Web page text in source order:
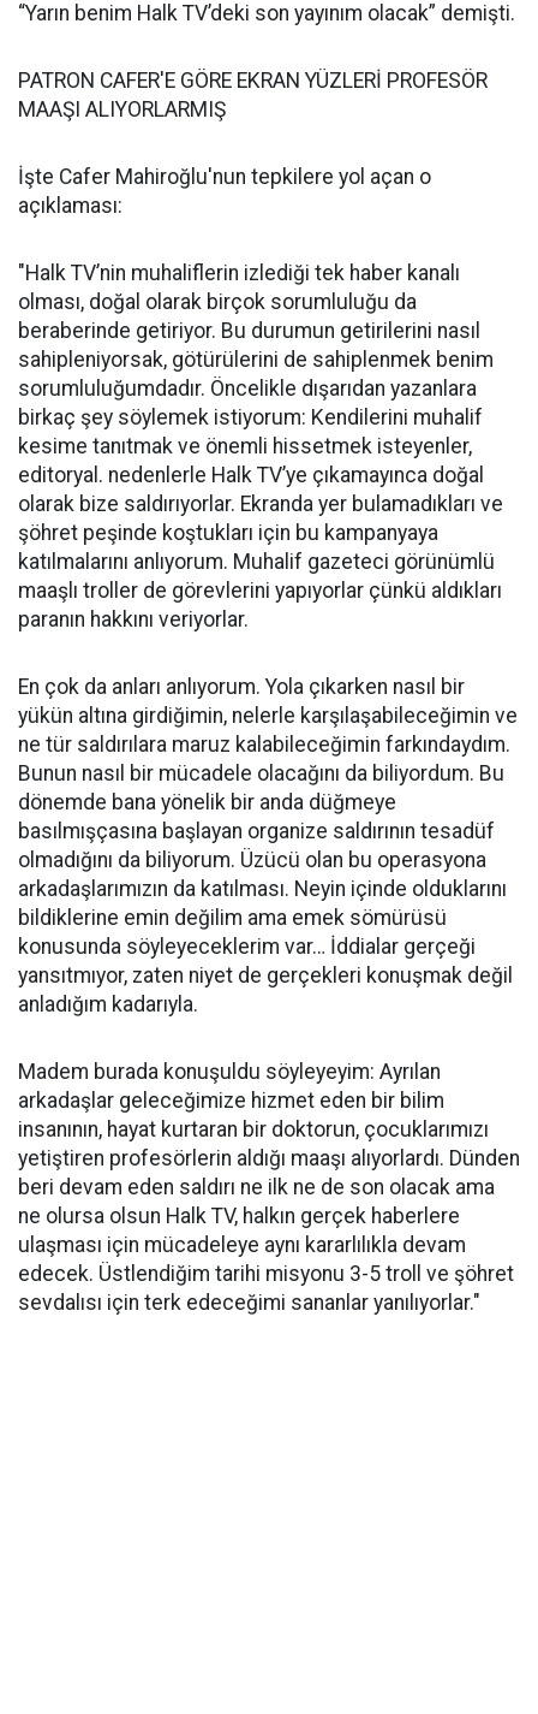
“Yarın benim Halk TV’deki son yayınım olacak” demişti.
PATRON CAFER'E GÖRE EKRAN YÜZLERİ PROFESÖR
MAAŞI ALIYORLARMIŞ
İşte Cafer Mahiroğlu'nun tepkilere yol açan o
açıklaması:
"Halk TV’nin muhaliflerin izlediği tek haber kanalı
olması, doğal olarak birçok sorumluluğu da
beraberinde getiriyor. Bu durumun getirilerini nasıl
sahipleniyorsak, götürülerini de sahiplenmek benim
sorumluluğumdadır. Öncelikle dışarıdan yazanlara
birkaç şey söylemek istiyorum: Kendilerini muhalif
kesime tanıtmak ve önemli hissetmek isteyenler,
editoryal. nedenlerle Halk TV’ye çıkamayınca doğal
olarak bize saldırıyorlar. Ekranda yer bulamadıkları ve
şöhret peşinde koştukları için bu kampanyaya
katılmalarını anlıyorum. Muhalif gazeteci görünümlü
maaşlı troller de görevlerini yapıyorlar çünkü aldıkları
paranın hakkını veriyorlar.
En çok da anları anlıyorum. Yola çıkarken nasıl bir
yükün altına girdiğimin, nelerle karşılaşabileceğimin ve
ne tür saldırılara maruz kalabileceğimin farkındaydım.
Bunun nasıl bir mücadele olacağını da biliyordum. Bu
dönemde bana yönelik bir anda düğmeye
basılmışçasına başlayan organize saldırının tesadüf
olmadığını da biliyorum. Üzücü olan bu operasyona
arkadaşlarımızın da katılması. Neyin içinde olduklarını
bildiklerine emin değilim ama emek sömürüsü
konusunda söyleyeceklerim var… İddialar gerçeği
yansıtmıyor, zaten niyet de gerçekleri konuşmak değil
anladığım kadarıyla.
Madem burada konuşuldu söyleyeyim: Ayrılan
arkadaşlar geleceğimize hizmet eden bir bilim
insanının, hayat kurtaran bir doktorun, çocuklarımızı
yetiştiren profesörlerin aldığı maaşı alıyorlardı. Dünden
beri devam eden saldırı ne ilk ne de son olacak ama
ne olursa olsun Halk TV, halkın gerçek haberlere
ulaşması için mücadeleye aynı kararlılıkla devam
edecek. Üstlendiğim tarihi misyonu 3-5 troll ve şöhret
sevdalısı için terk edeceğimi sananlar yanılıyorlar."